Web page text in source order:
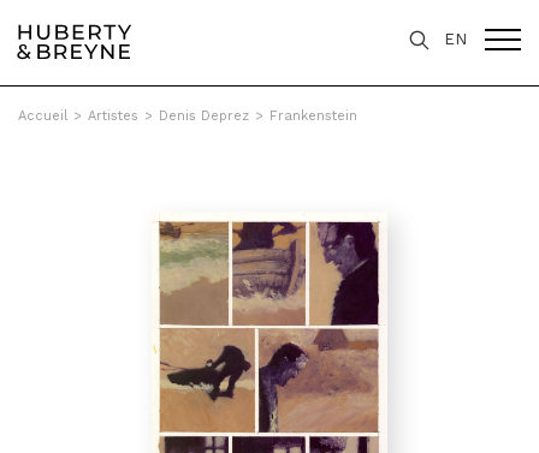
EN
Accueil > Artistes > Denis Deprez > Frankenstein